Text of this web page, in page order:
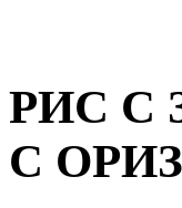
РИС С
С